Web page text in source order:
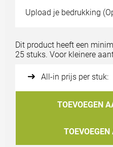
Upload je bedrukking
Bestand
Dit product heeft een
25 stuks. Voor kleinere
All-in prijs per stuk:
TOEVOEGEN